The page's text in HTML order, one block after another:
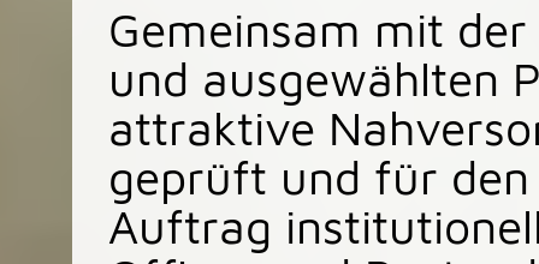
Gemeinsam mit der
und ausgewählten
attraktive
geprüft und für
Auftrag